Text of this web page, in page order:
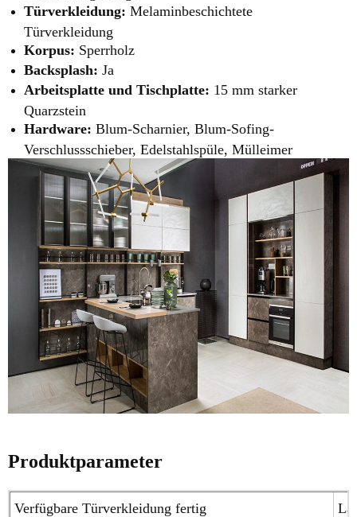
Türverkleidung: Melaminbeschichtete
Türverkleidung
Korpus: Sperrholz
Backsplash: Ja
Arbeitsplatte und Tischplatte: 15 mm starker
Quarzstein
Hardware: Blum-Scharnier, Blum-Sofing-
Verschlussschieber, Edelstahlspüle, Mülleimer
Produktparameter
Verfügbare Türverkleidung fertig